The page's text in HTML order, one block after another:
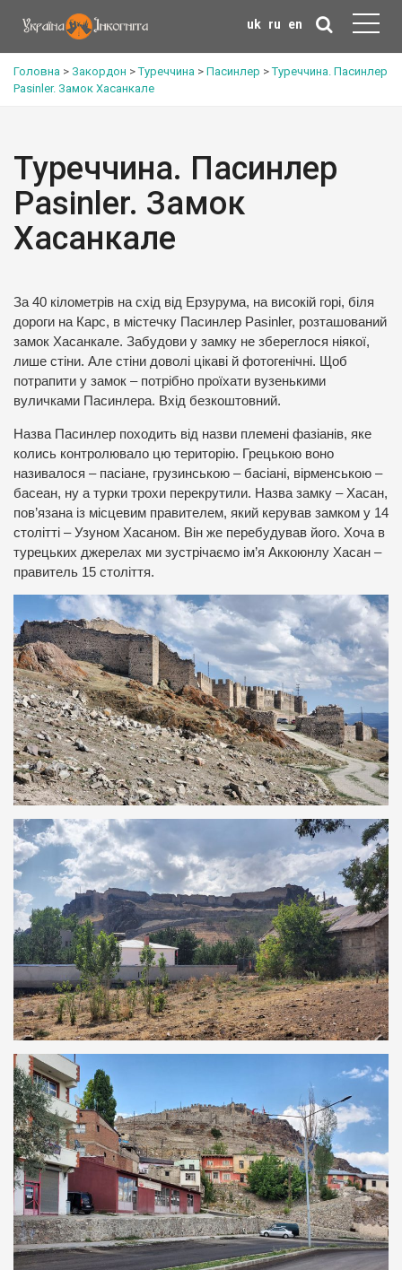
uk ru en
Головна > Закордон >Туреччина > Пасинлер >Туреччина. Пасинлер
Pasinler. Замок Хасанкале
Туреччина. Пасинлер
Pasinler. Замок
Хасанкале
За 40 кілометрів на схід від Ерзурума, на високій горі, біля
дороги на Карс, в містечку Пасинлер Pasinler, розташований
замок Хасанкале. Забудови у замку не збереглося ніякої,
лише стіни. Але стіни доволі цікаві й фотогенічні. Щоб
потрапити у замок – потрібно проїхати вузенькими
вуличками Пасинлера. Вхід безкоштовний.
Назва Пасинлер походить від назви племені фазіанів, яке
колись контролювало цю територію. Грецькою воно
називалося – пасіане, грузинською – басіані, вірменською –
басеан, ну а турки трохи перекрутили. Назва замку – Хасан,
пов’язана із місцевим правителем, який керував замком у 14
столітті – Узуном Хасаном. Він же перебудував його. Хоча в
турецьких джерелах ми зустрічаємо ім’я Аккоюнлу Хасан –
правитель 15 століття.